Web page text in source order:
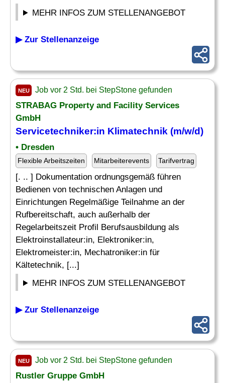
MEHR INFOS ZUM STELLENANGEBOT
▶ Zur Stellenanzeige
NEU Job vor 2 Std. bei StepStone gefunden
STRABAG Property and Facility Services
GmbH
Servicetechniker:in Klimatechnik (m/w/d)
• Dresden
Flexible Arbeitszeiten Mitarbeiterevents Tarifvertrag
[. .. ] Dokumentation ordnungsgemäß führen
Bedienen von technischen Anlagen und
Einrichtungen Regelmäßige Teilnahme an der
Rufbereitschaft, auch außerhalb der
Regelarbeitszeit Profil Berufsausbildung als
Elektroinstallateur:in, Elektroniker:in,
Elektromeister:in, Mechatroniker:in für
Kältetechnik, [...]
MEHR INFOS ZUM STELLENANGEBOT
▶ Zur Stellenanzeige
NEU Job vor 2 Std. bei StepStone gefunden
Rustler Gruppe GmbH